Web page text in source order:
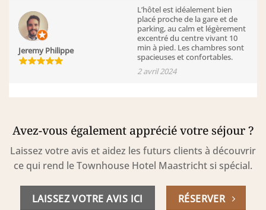
Jeremy Philippe
L’hôtel est idéalement bien
placé proche de la gare et de
parking, au calm et légèrement
excentré du centre vivant 10
min à pied. Les chambres sont
spacieuses et confortables.
2 avril 2024
Avez-vous également apprécié votre séjour ?
Laissez votre avis et aidez les futurs clients à découvrir
ce qui rend le Townhouse Hotel Maastricht si spécial.
LAISSEZ VOTRE AVIS ICI RÉSERVER